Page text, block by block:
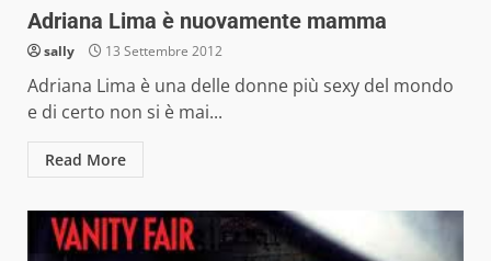
Adriana Lima è nuovamente mamma
sally 13 Settembre 2012
Adriana Lima è una delle donne più sexy del mondo
e di certo non si è mai...
Read More